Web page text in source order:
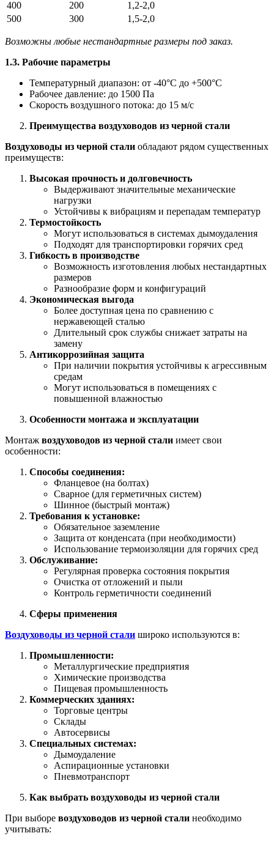
400 200
1,2-2,0
500
300 1,5-2,0
Возможны любые нестандартные размеры под заказ.
1.3. Рабочие параметры
Температурный диапазон: от -40°C до +500°C
Рабочее давление: до 1500 Па
Скорость воздушного потока: до 15 м/с
Преимущества воздуховодов из черной стали
Воздуховоды из черной стали обладают рядом существенных
преимуществ:
Высокая прочность и долговечность
Выдерживают значительные механические
нагрузки
Устойчивы к вибрациям и перепадам температур
Термостойкость
Могут использоваться в системах дымоудаления
Подходят для транспортировки горячих сред
Гибкость в производстве
Возможность изготовления любых нестандартных
размеров
Разнообразие форм и конфигураций
Экономическая выгода
Более доступная цена по сравнению с
нержавеющей сталью
Длительный срок службы снижает затраты на
замену
Антикоррозийная защита
При наличии покрытия устойчивы к агрессивным
средам
Могут использоваться в помещениях с
повышенной влажностью
Особенности монтажа и эксплуатации
Монтаж воздуховодов из черной стали имеет свои
особенности:
Способы соединения:
Фланцевое (на болтах)
Сварное (для герметичных систем)
Шинное (быстрый монтаж)
Требования к установке:
Обязательное заземление
Защита от конденсата (при необходимости)
Использование термоизоляции для горячих сред
Обслуживание:
Регулярная проверка состояния покрытия
Очистка от отложений и пыли
Контроль герметичности соединений
Сферы применения
Воздуховоды из черной стали широко используются в:
Промышленности:
Металлургические предприятия
Химические производства
Пищевая промышленность
Коммерческих зданиях:
Торговые центры
Склады
Автосервисы
Специальных системах:
Дымоудаление
Аспирационные установки
Пневмотранспорт
Как выбрать воздуховоды из черной стали
При выборе воздуховодов из черной стали необходимо
учитывать: